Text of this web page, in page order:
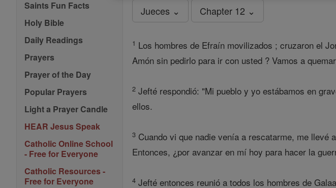
Saints Fun Facts
Holy Bible
Daily Readings
Prayers
Prayer of the Day
Popular Prayers
Light a Prayer Candle
HEAR Jesus Speak
Catholic Online School
- Free for Everyone
Catholic Resources -
Free for Everyone
Jueces ⌄ Chapter 12 ⌄
1 Los hombres de Efraín movilizados ; cruzaron el
Amón sin pedirlo para ir con usted ? Vamos a
2 Jefté respondió: "Mi pueblo y yo estábamos en
ellos.
3 Cuando vi que nadie venía a rescatarme, me
Entonces, ¿por avanzar en mí hoy para hacer la
4 Jefté entonces reunió a todos los hombres de